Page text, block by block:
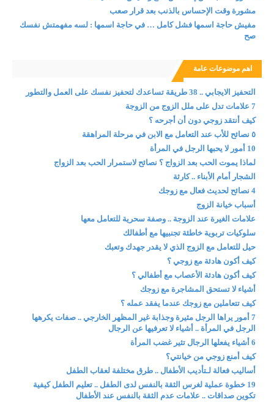
مشورة وقت الإحساس بالذنب بعد قرار صعب
مفيش حاجة اسمها فشل كامل … في حاجة اسمها : لسه مفهمتش نفسك
صح
اهم موضوعات عامة
التحفيز الايجابي .. 38 طريقة تساعدك لتحفيز نفسك على العمل والتطور
7 علامات تدل على ملل الزوج من الزوجة
كيف أنتقد زوجي دون أن أجرحه ؟
٥ نصائح للأب عند التعامل مع الابن في مرحلة المراهقة
10 أمور لا يحبها الرجل في المرأة
لماذا يموت الحب بعد الزواج ؟ نصائح لاستمرار الحب بعد الزواج
الشجار أمام الأبناء .. كارثة
4 نصائح لحديث فعال مع زوجك
أسباب خيانة الزوج
علامات الغيرة عند الزوجة .. وصفة سحرية للتعامل معها
سلوكيات تربوية خاطئة تجنبيها مع أطفالك
حيل للتعامل مع الزوج الذي لا يقدر جهدك وتعبك
كيف أكون هادئة مع زوجي ؟
كيف أكون هادئة الأعصاب مع أطفالي ؟
أشياء لا تستحق المشاجرة مع زوجك
كيف تتعاملين مع زوجك عندما يفقد عمله ؟
7 أمور يراها الرجل مثيرة وجذابة غير المظهر الخارجي .. صفات يكرهها
الرجل في المرأة .. أشياء لا تعرفيها عن الرجال
6 أشياء يفعلها الرجال تثير غضب المرأة
كيف أمنع زوجي من خيانتي؟
أساليب فعالة لـتأديب الأطفال .. طرق مختلفة لعقاب الطفل
19 خطوة عملية لغرس الثقة بالنفس لدى الطفل .. تعليم الطفل كيفية
تكوين صداقات .. علامات عدم الثقة بالنفس عند الأطفال